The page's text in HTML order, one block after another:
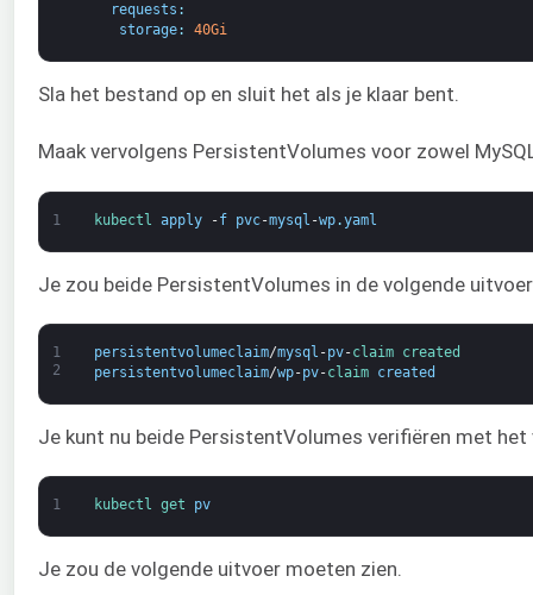
requests :
storage: 40Gi
Sla het bestand op en sluit het als je klaar bent.
Maak vervolgens PersistentVolumes voor zowel
1 kubectl apply -f pvc-mysql -wp.yaml
Je zou beide PersistentVolumes in de volgende
1
2
persistentvolumeclaim/mysql -pv-claim created
persistentvolumeclaim/wp-pv-claim created
Je kunt nu beide PersistentVolumes verifiëren met
1 kubectl get pv
Je zou de volgende uitvoer moeten zien.